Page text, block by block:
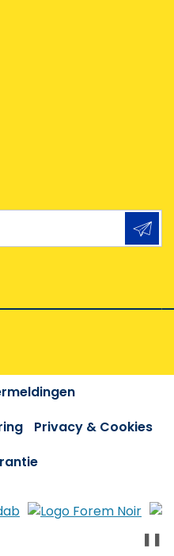
Privacy & Cookies
❚❚